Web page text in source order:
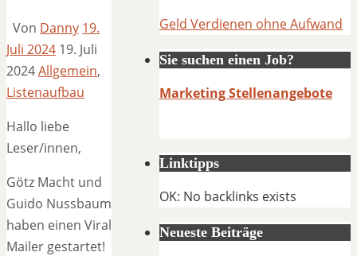
Von Danny 19.
Juli 2024 19. Juli
2024Allgemein,
Listenaufbau
Hallo liebe
Leser/innen,
Götz Macht und
Guido Nussbaum
haben einen Viral
Mailer gestartet!
Geld Verdienen ohne Aufwand
Sie suchen einen Job?
Marketing Stellenangebote
Linktipps
OK: No backlinks exists
Neueste Beiträge